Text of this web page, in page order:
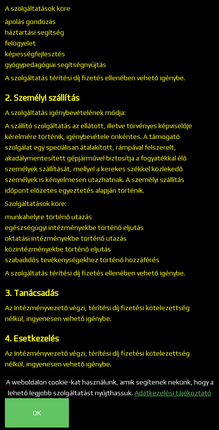
A szolgáltatások köre
ápolás gondozás
háztartási segítség
felügyelet
képességfejlesztés
gyógypedagógiai segítségnyújtás
A szolgáltatás térítési díj fizetés ellenében vehető igénybe.
2. Személyi szállítás
A szolgáltatás igénybevételének módja:
A szállító szolgáltatás az ellátott, illetve törvényes képviselője
kérelmére történik, igénybevétele önkéntes. A támogató
szolgálat egy speciálisan átalakított, rámpával felszerelt,
akadálymentesített gépjárművel biztosítja a fogyatékkal élő
személyek szállítását, mellyel a kerekes székkel közlekedő
személyek is kényelmesen utazhatnak. A személyi szállítás
időpont előzetes egyeztetés alapján történik.
Szolgáltatások köre:
munkahelyre történő utazás
egészségügyi intézményekbe történő eljutás
oktatási intézményekbe történő utazás
közintézményekbe történő eljutás
szabadidős tevékenységekhez történő hozzáférés
A szolgáltatás térítési díj fizetés ellenében vehető igénybe.
3. Tanácsadás
Az Intézményvezető végzi, térítési díj fizetési kötelezettség
nélkül, ingyenesen vehető igénybe.
4. Esetkezelés
Az Intézményvezető végzi, térítési díj fizetési kötelezettség
nélkül, ingyenesen vehető igénybe.
Bice-Bóca Alapítvány
A weboldalon cookie-kat használunk, amik segítenek nekünk, hogy a
lehető legjobb szolgáltatást nyújthassuk. Adatkezelési tájékoztató
OK